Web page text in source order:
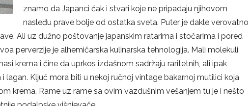
znamo da Japanci čak i stvari koje ne pripadaju njihovom
nasleđu prave bolje od ostatka sveta. Puter je dakle verovatno
Ali uz dužno poštovanje japanskim ratarima i stočarima i pored
perverzije je alhemičarska kulinarska tehnologija. Mali molekuli
krema i čine da uprkos izdašnom sadržaju raritetnih, ali ipak
lagan. Ključ mora biti u nekoj ručnoj vintage bakarnoj mutilici koja
krema. Rame uz rame sa ovim vazdušnim vešanjem tu je i nešto